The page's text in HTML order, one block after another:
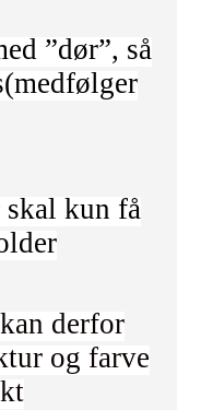
”dør”, så
skal kun få
derfor
og farve